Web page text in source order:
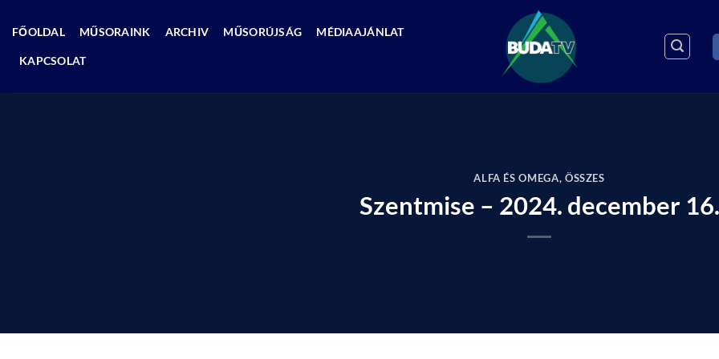
FŐOLDAL MŰSORAINK ARCHIV MŰSORÚJSÁG MÉDIAAJÁNLAT
KAPCSOLAT
ALFA ÉS OMEGA, ÖSSZES
Szentmise – 2024. december 16.